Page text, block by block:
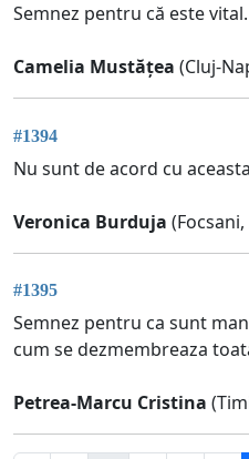
Semnez pentru că este vital.
Camelia Mustățea (Cluj-
#1394
Nu sunt de acord cu
Veronica Burduja
#1395
Semnez pentru ca sunt
cum se dezmembreaza
Petrea-Marcu Cristina